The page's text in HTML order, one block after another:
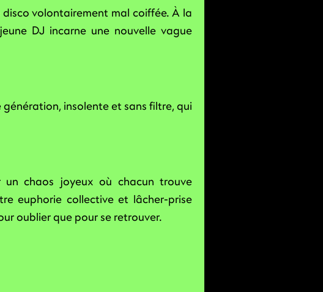
volontairement mal coiffée. À la
DJ incarne une nouvelle vague
insolente et sans filtre, qui
chaos joyeux où chacun trouve
euphorie collective et lâcher-prise
oublier que pour se retrouver.